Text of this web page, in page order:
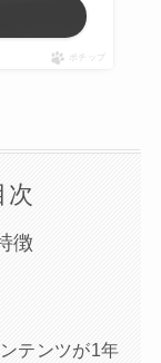
ポチップ
次
徴
テンツが1年